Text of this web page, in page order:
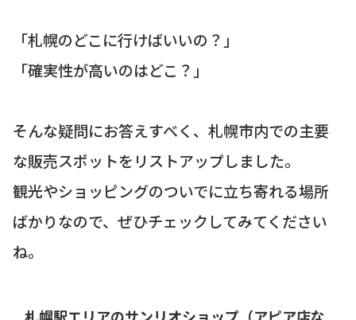
「札幌のどこに行けばいいの？」
「確実性が高いのはどこ？」
そんな疑問にお答えすべく、札幌市内での主要
な販売スポットをリストアップしました。
観光やショッピングのついでに立ち寄れる場所
ばかりなので、ぜひチェックしてみてください
ね。